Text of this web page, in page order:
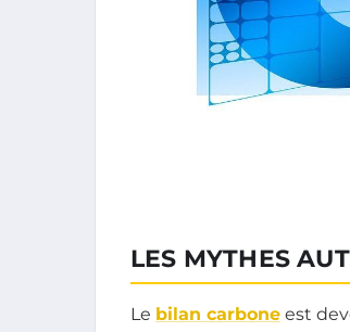
LES MYTHES
Le bilan carbone est